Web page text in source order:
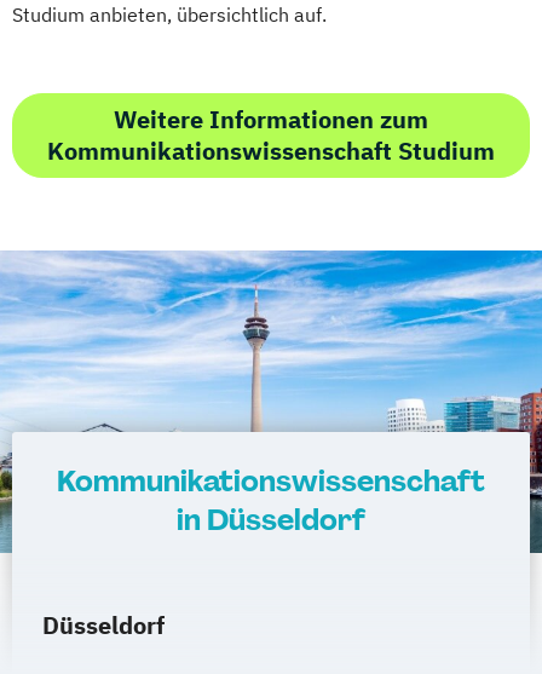
Studium anbieten, übersichtlich auf.
Weitere Informationen zum
Kommunikationswissenschaft Studium
Kommunikationswissenschaft
in Düsseldorf
Düsseldorf